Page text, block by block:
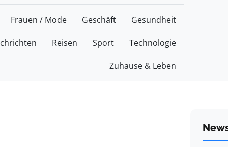
Frauen / Mode Geschäft Gesundheit
Reisen Sport Technologie
Zuhause & Leben